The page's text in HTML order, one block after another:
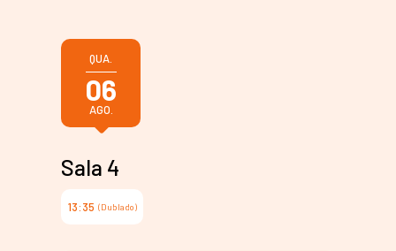
QUA.
06
AGO.
Sala 4
13:35 (Dublado)